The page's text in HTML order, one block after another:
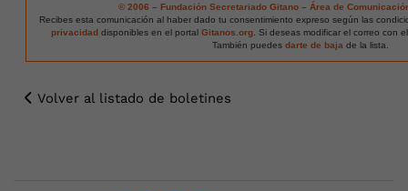
© 2006 – Fundación Secretariado Gitano – Área de
Recibes esta comunicación al haber dado tu consentimiento expreso según las
privacidad disponibles en el portal Gitanos.org. Si deseas modificar el correo con
También puedes darte de bajade la lista.
Volver al listado de boletines